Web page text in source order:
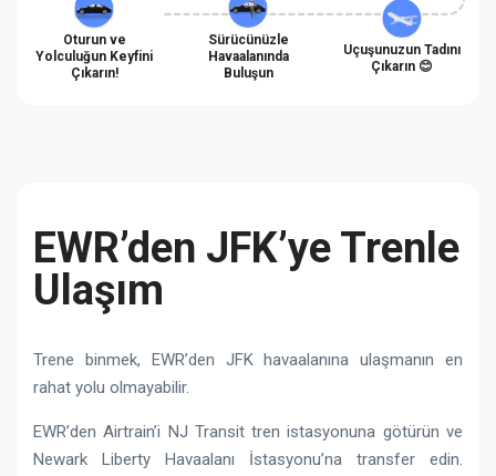
Oturun ve
Yolculuğun Keyfini
Çıkarın!
Sürücünüzle
Havaalanında
Buluşun
Uçuşunuzun Tadını
Çıkarın 😊
EWR’den JFK’ye Trenle
Ulaşım
Trene binmek, EWR’den JFK havaalanına ulaşmanın en
rahat yolu olmayabilir.
EWR’den Airtrain’i NJ Transit tren istasyonuna götürün ve
Newark Liberty Havaalanı İstasyonu’na transfer edin.